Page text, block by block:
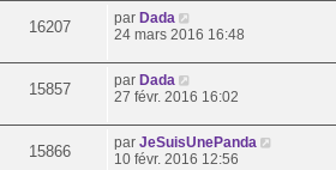
16207 par Dada
24 mars 2016 16:48
15857 par Dada
27 févr. 2016 16:02
15866 par JeSuisUnePanda
10 févr. 2016 12:56